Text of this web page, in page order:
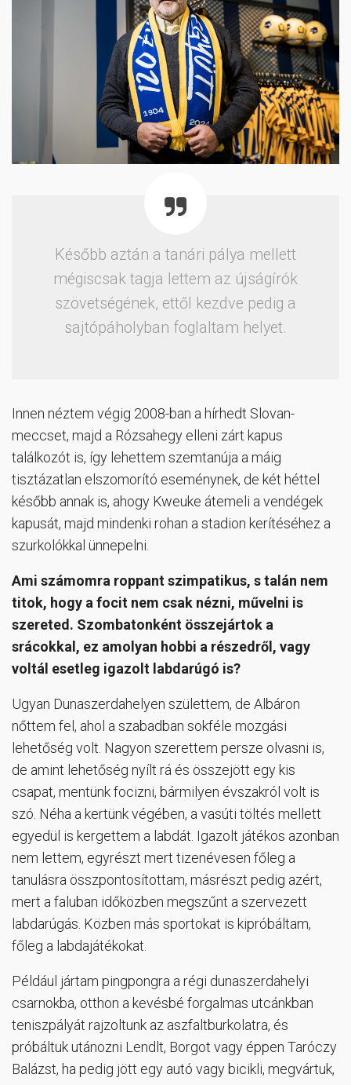
Később aztán a tanári pálya mellett
mégiscsak tagja lettem az újságírók
szövetségének, ettől kezdve pedig a
sajtópáholyban foglaltam helyet.
Innen néztem végig 2008-ban a hírhedt Slovan-
meccset, majd a Rózsahegy elleni zárt kapus
találkozót is, így lehettem szemtanúja a máig
tisztázatlan elszomorító eseménynek, de két héttel
később annak is, ahogy Kweuke átemeli a vendégek
kapusát, majd mindenki rohan a stadion kerítéséhez a
szurkolókkal ünnepelni.
Ami számomra roppant szimpatikus, s talán nem
titok, hogy a focit nem csak nézni, művelni is
szereted. Szombatonként összejártok a
srácokkal, ez amolyan hobbi a részedről, vagy
voltál esetleg igazolt labdarúgó is?
Ugyan Dunaszerdahelyen születtem, de Albáron
nőttem fel, ahol a szabadban sokféle mozgási
lehetőség volt. Nagyon szerettem persze olvasni is,
de amint lehetőség nyílt rá és összejött egy kis
csapat, mentünk focizni, bármilyen évszakról volt is
szó. Néha a kertünk végében, a vasúti töltés mellett
egyedül is kergettem a labdát. Igazolt játékos azonban
nem lettem, egyrészt mert tizenévesen főleg a
tanulásra összpontosítottam, másrészt pedig azért,
mert a faluban időközben megszűnt a szervezett
labdarúgás. Közben más sportokat is kipróbáltam,
főleg a labdajátékokat.
Például jártam pingpongra a régi dunaszerdahelyi
csarnokba, otthon a kevésbé forgalmas utcánkban
teniszpályát rajzoltunk az aszfaltburkolatra, és
próbáltuk utánozni Lendlt, Borgot vagy éppen Taróczy
Balázst, ha pedig jött egy autó vagy bicikli, megvártuk,